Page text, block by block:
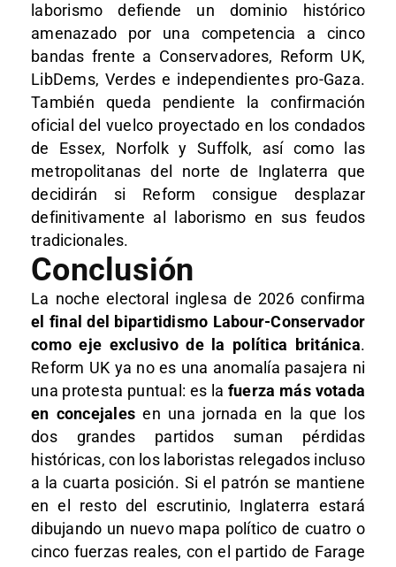
laborismo defiende un dominio histórico
amenazado por una competencia a cinco
bandas frente a Conservadores, Reform UK,
LibDems, Verdes e independientes pro-Gaza.
También queda pendiente la confirmación
oficial del vuelco proyectado en los condados
de Essex, Norfolk y Suffolk, así como las
metropolitanas del norte de Inglaterra que
decidirán si Reform consigue desplazar
definitivamente al laborismo en sus feudos
tradicionales.
Conclusión
La noche electoral inglesa de 2026 confirma
el final del bipartidismo Labour-Conservador
como eje exclusivo de la política británica.
Reform UK ya no es una anomalía pasajera ni
una protesta puntual: es la fuerza más votada
en concejales en una jornada en la que los
dos grandes partidos suman pérdidas
históricas, con los laboristas relegados incluso
a la cuarta posición. Si el patrón se mantiene
en el resto del escrutinio, Inglaterra estará
dibujando un nuevo mapa político de cuatro o
cinco fuerzas reales, con el partido de Farage